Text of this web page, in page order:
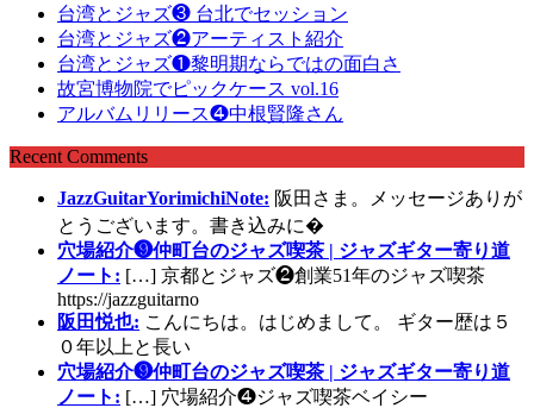
台湾とジャズ❸ 台北でセッション
台湾とジャズ❷アーティスト紹介
台湾とジャズ❶黎明期ならではの面白さ
故宮博物院でピックケース vol.16
アルバムリリース❹中根賢隆さん
Recent Comments
JazzGuitarYorimichiNote: 阪田さま。メッセージありが
とうございます。書き込みに�
穴場紹介❾仲町台のジャズ喫茶 | ジャズギター寄り道
ノート: […] 京都とジャズ❷創業51年のジャズ喫茶
https://jazzguitarno
阪田悦也: こんにちは。はじめまして。 ギター歴は５
０年以上と長い
穴場紹介❾仲町台のジャズ喫茶 | ジャズギター寄り道
ノート: […] 穴場紹介❹ジャズ喫茶ベイシー